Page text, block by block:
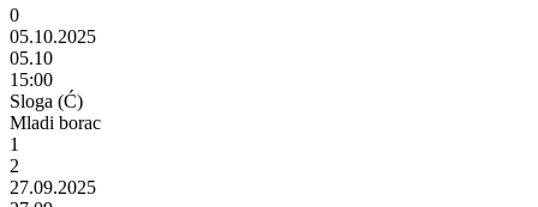
0
05.10.2025
05.10
15:00
Sloga (Ć)
Mladi borac
1
2
27.09.2025